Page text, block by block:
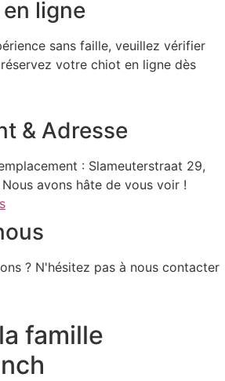
ligne
sans faille, veuillez vérifier
votre chiot en ligne dès
& Adresse
: Slameuterstraat 29,
avons hâte de vous voir !
? N'hésitez pas à nous contacter
famille